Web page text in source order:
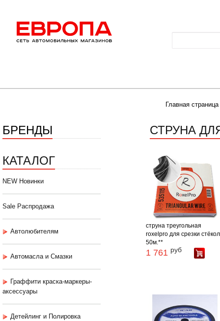
Главная страница
БРЕНДЫ
КАТАЛОГ
NEW Новинки
Sale Распродажа
Автолюбителям
Автомасла и Смазки
Граффити краска-маркеры-
аксессуары
Детейлинг и Полировка
СТРУНА
струна треугольная
roxelpro для срезки
50м.**
1 761 руб